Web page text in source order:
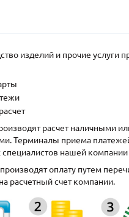
изделий и прочие услуги
расчет наличными
Терминалы приема
нашей
оплату путем
расчетный счет компании.